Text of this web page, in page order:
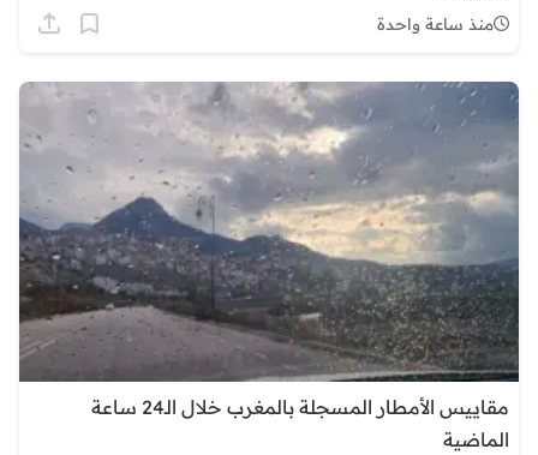
منذ ساعة واحدة
مقاييس الأمطار المسجلة بالمغرب خلال الـ24 ساعة
الماضية